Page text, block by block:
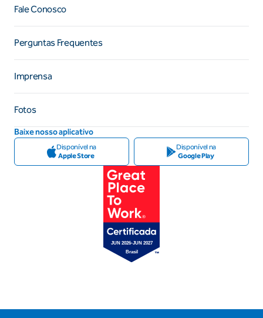
Fale Conosco
Perguntas Frequentes
Imprensa
Fotos
Baixe nosso aplicativo
Disponível na
Apple Store
Disponível na
Google Play